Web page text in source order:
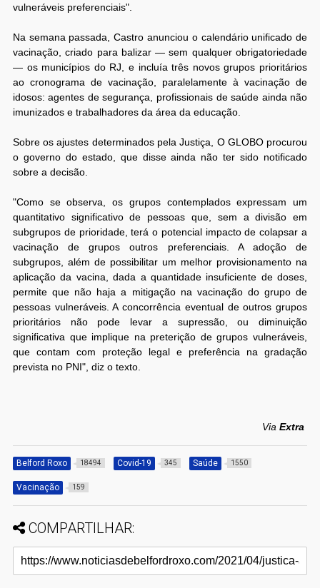
vulneráveis preferenciais".
Na semana passada, Castro anunciou o calendário unificado de
vacinação, criado para balizar — sem qualquer obrigatoriedade
— os municípios do RJ, e incluía três novos grupos prioritários
ao cronograma de vacinação, paralelamente à vacinação de
idosos: agentes de segurança, profissionais de saúde ainda não
imunizados e trabalhadores da área da educação.
Sobre os ajustes determinados pela Justiça, O GLOBO procurou
o governo do estado, que disse ainda não ter sido notificado
sobre a decisão.
"Como se observa, os grupos contemplados expressam um
quantitativo significativo de pessoas que, sem a divisão em
subgrupos de prioridade, terá o potencial impacto de colapsar a
vacinação de grupos outros preferenciais. A adoção de
subgrupos, além de possibilitar um melhor provisionamento na
aplicação da vacina, dada a quantidade insuficiente de doses,
permite que não haja a mitigação na vacinação do grupo de
pessoas vulneráveis. A concorrência eventual de outros grupos
prioritários não pode levar a supressão, ou diminuição
significativa que implique na preterição de grupos vulneráveis,
que contam com proteção legal e preferência na gradação
prevista no PNI", diz o texto.
ViaExtra
Belford Roxo 18494 Covid-19 345 Saúde 1550
Vacinação 159
COMPARTILHAR: